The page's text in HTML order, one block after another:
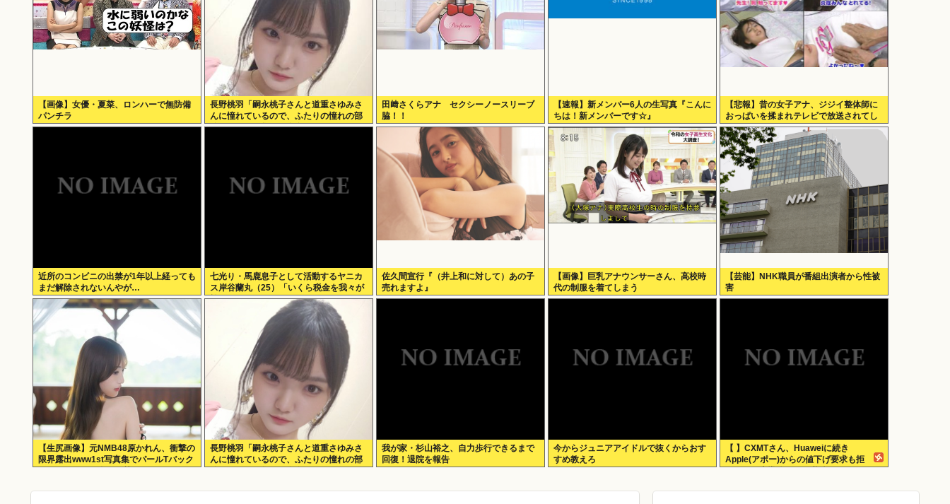
【画像】女優・夏菜、ロンハーで無防備
パンチラ
長野桃羽「嗣永桃子さんと道重さゆみさ
んに憧れているので、ふたりの憧れの部
分をぎゅっと集めた存在になり
田﨑さくらアナ セクシーノースリーブ
脇！！
【速報】新メンバー6人の生写真『こんに
ちは！新メンバーです☆』
【悲報】昔の女子アナ、ジジイ整体師に
おっぱいを揉まれテレビで放送されてし
まうwww
近所のコンビニの出禁が1年以上経っても
まだ解除されないんやが…
七光り・馬鹿息子として活動するヤニカ
ス岸谷蘭丸（25）「いくら税金を我々が
払ってるんだと」
佐久間宣行『（井上和に対して）あの子
売れますよ』
【画像】巨乳アナウンサーさん、高校時
代の制服を着てしまう
【芸能】NHK職員が番組出演者から性被
害
【生尻画像】元NMB48原かれん、衝撃の
限界露出www1st写真集でパールTバック
のランジェリー姿を解禁！！！
長野桃羽「嗣永桃子さんと道重さゆみさ
んに憧れているので、ふたりの憧れの部
分をぎゅっと集めた存在になりたいで
我が家・杉山裕之、自力歩行できるまで
回復！退院を報告
今からジュニアアイドルで抜くからおす
すめ教えろ
【 】CXMTさん、Huaweiに続き
Apple(アポー)からの値下げ要求も拒
否！！！半導体バボー継続へ！！！